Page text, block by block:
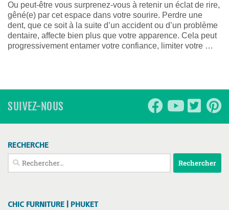
Ou peut-être vous surprenez-vous à retenir un éclat de rire,
gêné(e) par cet espace dans votre sourire. Perdre une
dent, que ce soit à la suite d’un accident ou d’un problème
dentaire, affecte bien plus que votre apparence. Cela peut
progressivement entamer votre confiance, limiter votre …
SUIVEZ-NOUS
RECHERCHE
Rechercher :
CHIC FURNITURE | PHUKET